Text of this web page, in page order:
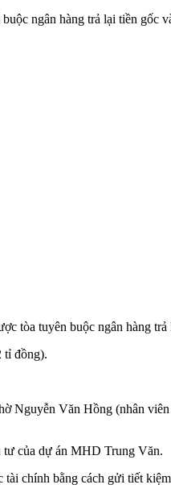
ngân hàng trả lại tiền gốc
tòa tuyên buộc ngân hàng
tỉ đồng).
Nguyễn Văn Hồng (nhân
tư của dự án MHD Trung Văn.
chính bằng cách gửi tiết